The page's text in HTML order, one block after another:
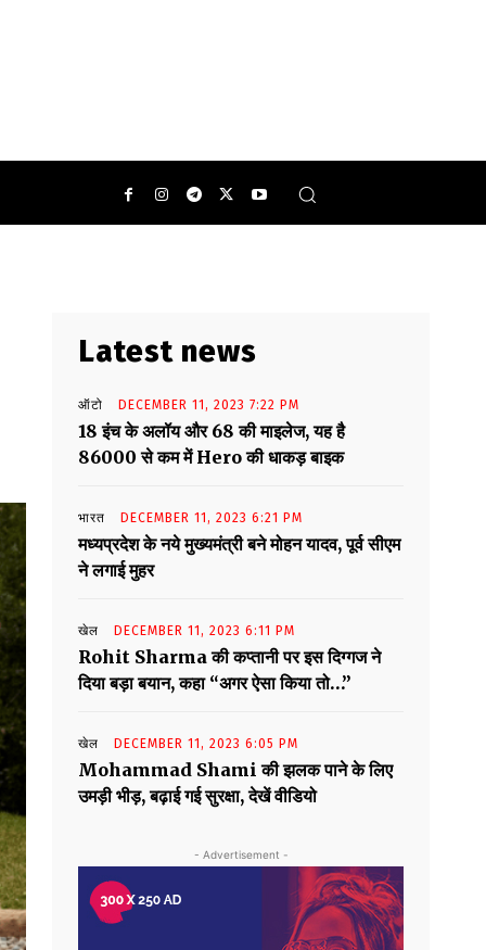
Latest news
ऑटो DECEMBER 11, 2023 7:22 PM
18 इंच के अलॉय और 68 की माइलेज, यह है
86000 से कम में Hero की धाकड़ बाइक
भारत DECEMBER 11, 2023 6:21 PM
मध्यप्रदेश के नये मुख्यमंत्री बने मोहन यादव, पूर्व सीएम
ने लगाई मुहर
खेल DECEMBER 11, 2023 6:11 PM
Rohit Sharma की कप्तानी पर इस दिग्गज ने
दिया बड़ा बयान, कहा “अगर ऐसा किया तो…”
खेल DECEMBER 11, 2023 6:05 PM
Mohammad Shami की झलक पाने के लिए
उमड़ी भीड़, बढ़ाई गई सुरक्षा, देखें वीडियो
- Advertisement -